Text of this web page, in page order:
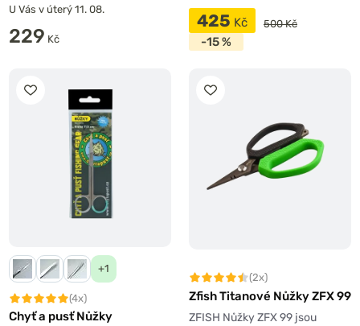
U Vás v úterý 11. 08.
229 Kč
425 Kč 500 Kč
-15 %
+1
(4x)
Chyť a pusť Nůžky
(2x)
Zfish Titanové Nůžky ZFX 99
ZFISH Nůžky ZFX 99 jsou